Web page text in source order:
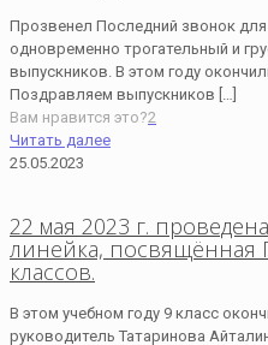
Прозвенел Последний звонок
одновременно трогательный и
выпускников. В этом году
Поздравляем выпускников […]
Вам нравится это?2
Читать далее
25.05.2023
22 мая 2023 г.
линейка, посвящённая
классов.
В этом учебном году 9 класс
руководитель Татаринова